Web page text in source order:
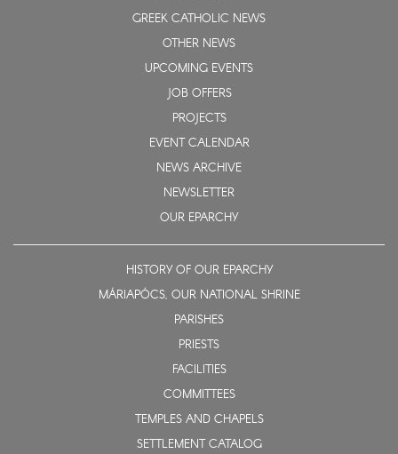
GREEK CATHOLIC NEWS
OTHER NEWS
UPCOMING EVENTS
JOB OFFERS
PROJECTS
EVENT CALENDAR
NEWS ARCHIVE
NEWSLETTER
OUR EPARCHY
HISTORY OF OUR EPARCHY
MÁRIAPÓCS, OUR NATIONAL SHRINE
PARISHES
PRIESTS
FACILITIES
COMMITTEES
TEMPLES AND CHAPELS
SETTLEMENT CATALOG